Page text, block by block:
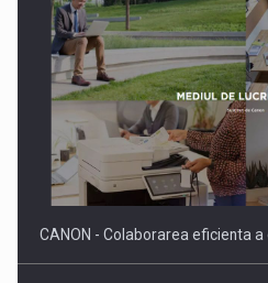
SAPTE PERSONALITATI DIN
SI INSTITUTIONAL…
CANON - Colaborarea eficienta a